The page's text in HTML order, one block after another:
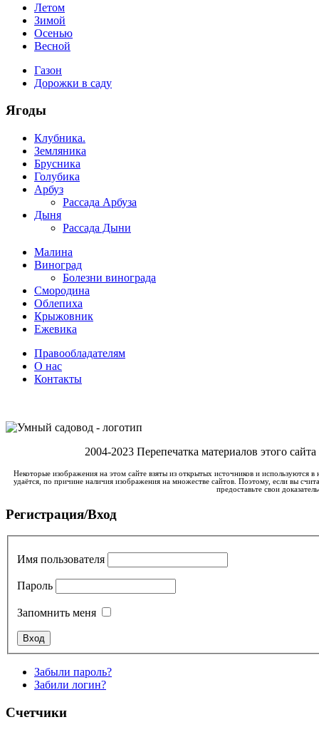
Летом
Зимой
Осенью
Весной
Газон
Дорожки в саду
Ягоды
Клубника.
Земляника
Брусника
Голубика
Арбуз
Рассада Арбуза
Дыня
Рассада Дыни
Малина
Виноград
Болезни винограда
Смородина
Облепиха
Крыжовник
Ежевика
Правообладателям
О нас
Контакты
2004-2023 Перепечатка материалов этого
Некоторые изображения на этом сайте взяты из открытых источников и используются
удаётся, по причине наличия изображения на множестве сайтов. Поэтому, если вы
предоставьте свои
Регистрация/Вход
Имя пользователя
Пароль
Запомнить меня
Забыли пароль?
Забили логин?
Счетчики